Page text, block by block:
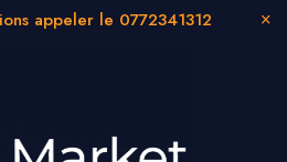
appeler le 0772341312